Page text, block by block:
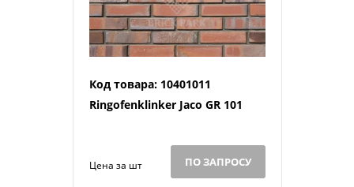
Код товара: 10401011
Ringofenklinker Jaco GR 101
Цена за шт ПО ЗАПРОСУ